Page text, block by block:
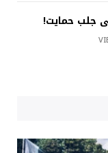
جلب حمایت!